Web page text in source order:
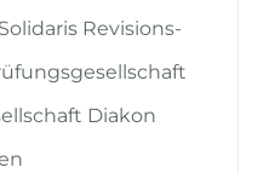
Revisions-
Diakon